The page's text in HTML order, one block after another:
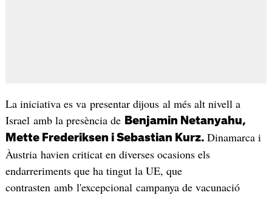
La iniciativa es va presentar dijous al més alt nivell a
Israel amb la presència de Benjamin Netanyahu,
Mette Frederiksen i Sebastian Kurz. Dinamarca i
Àustria havien criticat en diverses ocasions els
endarreriments que ha tingut la UE, que
contrasten amb l'excepcional campanya de vacunació